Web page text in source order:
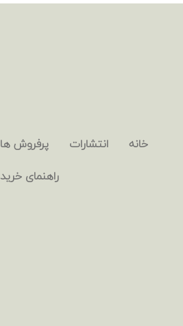
خانه انتشارات پرفروش ها
راهنمای خرید